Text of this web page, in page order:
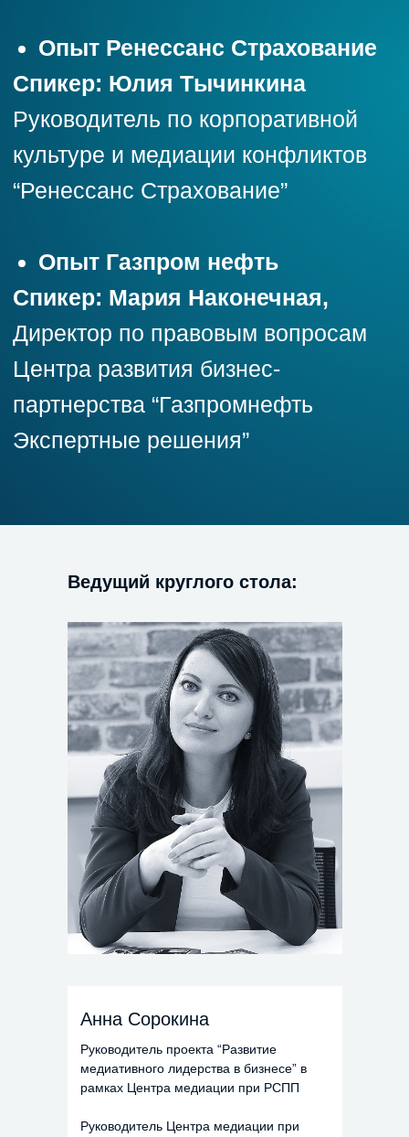
Ведущий круглого стола:
Анна Сорокина
Руководитель проекта “Развитие
медиативного лидерства в бизнесе” в
рамках Центра медиации при РСПП
Руководитель Центра медиации при